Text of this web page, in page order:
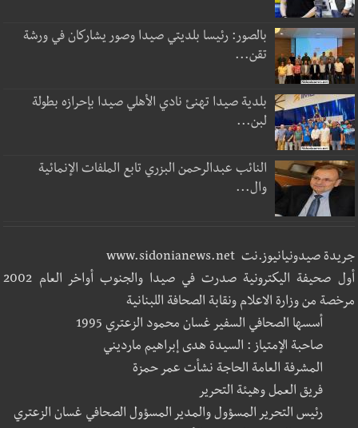
بالصور: رئيسا بلديتي صيدا وصور يشاركان في ورشة
تقن...
بلدية صيدا تهنئ نادي الأهلي صيدا بإحرازه بطولة
لبن...
النائب عبدالرحمن البزري تابع الملفات الإنمائية
وال...
جريدة صيدونيانيوز.نت www.sidonianews.net
أول صحيفة اليكترونية صدرت في صيدا والجنوب أواخر العام 2002
مرخصة من وزارة الاعلام ونقابة الصحافة اللبنانية
أسسها الصحافي السفير غسان محمود الزعتري 1995
صاحبة الإمتياز : السيدة هدى إبراهيم مارديني
المشرفة العامة الحاجة نشأت عمر حمزة
فريق العمل وهيئة التحرير
رئيس التحرير المسؤول والمدير المسؤول الصحافي غسان الزعتري